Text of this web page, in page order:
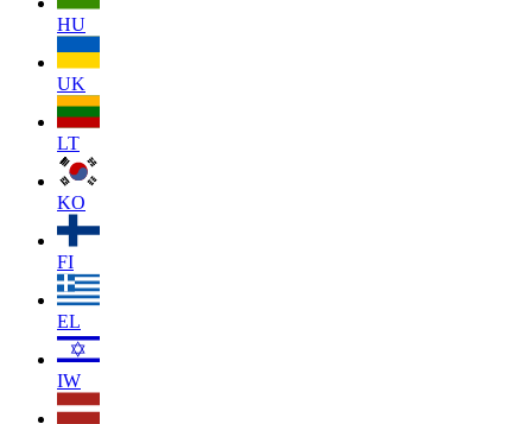
HU
UK
LT
KO
FI
EL
IW